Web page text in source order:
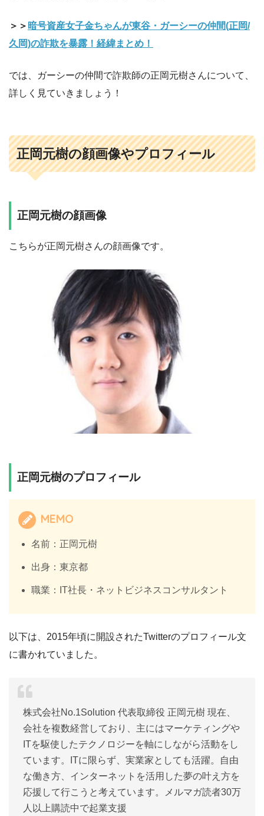
＞＞ 暗号資産女子金ちゃんが東谷・ガーシーの仲間(正岡/
久岡)の詐欺を暴露！経緯まとめ！
では、ガーシーの仲間で詐欺師の正岡元樹さんについて、
詳しく見ていきましょう！
正岡元樹の顔画像やプロフィール
正岡元樹の顔画像
こちらが正岡元樹さんの顔画像です。
正岡元樹のプロフィール
MEMO
名前：正岡元樹
出身：東京都
職業：IT社長・ネットビジネスコンサルタント
以下は、2015年頃に開設されたTwitterのプロフィール文
に書かれていました。
株式会社No.1Solution 代表取締役 正岡元樹 現在、
会社を複数経営しており、主にはマーケティングや
ITを駆使したテクノロジーを軸にしながら活動をし
ています。ITに限らず、実業家としても活躍。自由
な働き方、インターネットを活用した夢の叶え方を
応援して行こうと考えています。メルマガ読者30万
人以上購読中で起業支援